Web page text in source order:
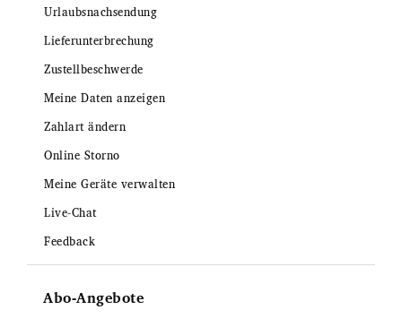
Urlaubsnachsendung
Lieferunterbrechung
Zustellbeschwerde
Meine Daten anzeigen
Zahlart ändern
Online Storno
Meine Geräte verwalten
Live-Chat
Feedback
Abo-Angebote